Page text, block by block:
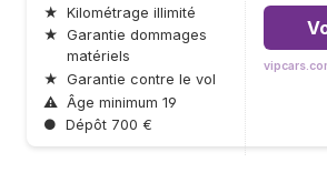
★ Kilométrage illimité
★ Garantie dommages
matériels
★ Garantie contre le vol
⚠ Âge minimum 19
● Dépôt 700 €